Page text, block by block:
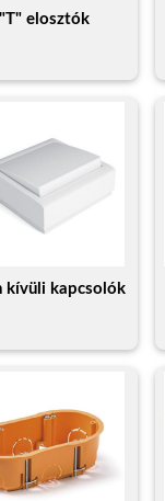
"T" elosztók
kívüli kapcsolók